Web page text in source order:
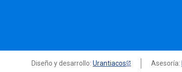
Diseño y desarrollo: Urantiacos Asesoría: